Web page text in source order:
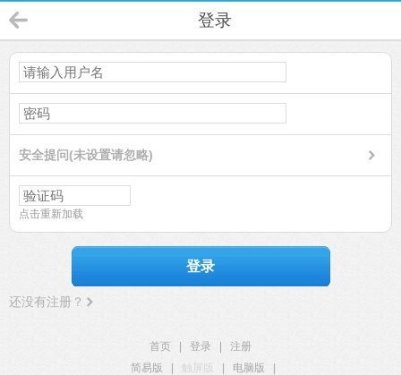
登录
安全提问(未设置请忽略)
点击重新加载
登录
还没有注册？
首页 登录
注册
简易版
触屏版 电脑版